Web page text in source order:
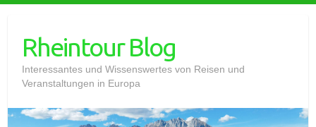
contentRheintour Blog
Interessantes und Wissenswertes von Reisen und
Veranstaltungen in Europa